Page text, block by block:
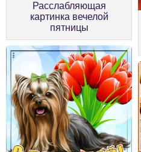
Расслабляющая
картинка вечелой
пятницы